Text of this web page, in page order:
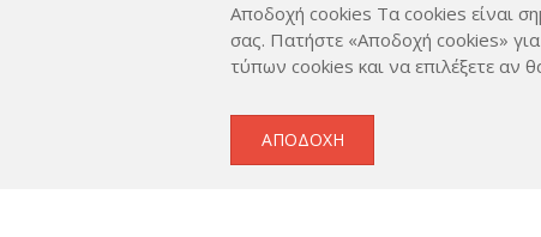
ΠΟΛΙΤΙΚΉ ΑΠΟΡΡΉΤΟΥΑποδοχή cookies Τα cookies είναι
σας. Πατήστε «Αποδοχή cookies» για
τύπων cookies και να επιλέξετε αν
ΑΠΟΔΟΧΉ